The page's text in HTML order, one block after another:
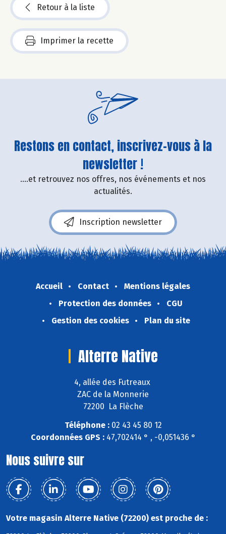
Retour à la liste
Imprimer la recette
Restons en contact, inscrivez-vous à la
newsletter !
....et retrouvez nos offres, nos événements et nos
actualités.
Inscription newsletter
Accueil Contact
Mentions légales
Protection des données
CGU
Gestion des cookies
Plan du site
Alterre Native
4, allée des Futreaux
ZAC de la Monnerie
72200 La Flèche
Téléphone :02 43 45 80 12
Coordonnées GPS :47,702414 ° , -0,051436 °
Nous suivre sur
Votre magasin Alterre Native (72200) est proche de :